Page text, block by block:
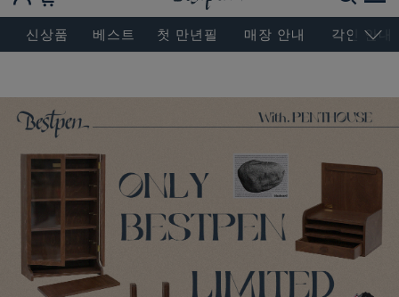
BESEN MASTERPIECE, SINCE 2004
신상품 베스트 첫 만년필 매장 안내 각인 안내